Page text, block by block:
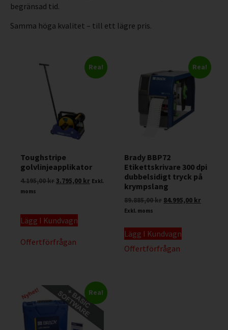
begränsad tid.
Samma höga kvalitet – till ett lägre pris.
Rea!
Toughstripe
golvlinjeapplikator
4.195,00kr3.795,00 kr Exkl.
moms
Lägg I Kundvagn
Offertförfrågan
Rea!
Brady BBP72
Etikettskrivare 300 dpi
dubbelsidigt tryck på
krympslang
89.885,00kr 84.995,00 kr
Exkl. moms
Lägg I Kundvagn
Offertförfrågan
Rea!